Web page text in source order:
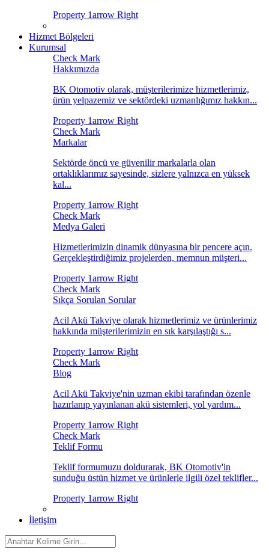
Hizmet Bölgeleri
Kurumsal
Hakkımızda
BK Otomotiv olarak, müşterilerimize hizmetlerimiz,
ürün yelpazemiz ve sektördeki uzmanlığımız hakkın...
Markalar
Sektörde öncü ve güvenilir markalarla olan
ortaklıklarımız sayesinde, sizlere yalnızca en yüksek
kal...
Medya Galeri
Hizmetlerimizin dinamik dünyasına bir pencere açın.
Gerçekleştirdiğimiz projelerden, memnun müşteri...
Sıkça Sorulan Sorular
Acil Akü Takviye olarak hizmetlerimiz ve ürünlerimiz
hakkında müşterilerimizin en sık karşılaştığı s...
Blog
Acil Akü Takviye'nin uzman ekibi tarafından özenle
hazırlanıp yayınlanan akü sistemleri, yol yardım...
Teklif Formu
Teklif formumuzu doldurarak, BK Otomotiv'in
sunduğu üstün hizmet ve ürünlerle ilgili özel teklifler...
İletişim